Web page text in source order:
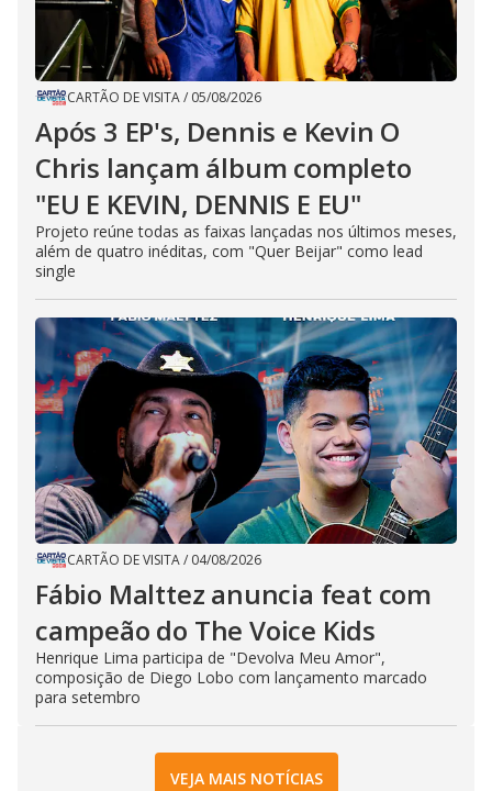
CARTÃO DE VISITA/ 05/08/2026
Após 3 EP's, Dennis e Kevin O
Chris lançam álbum completo
"EU E KEVIN, DENNIS E EU"
Projeto reúne todas as faixas lançadas nos últimos meses,
além de quatro inéditas, com "Quer Beijar" como lead
single
CARTÃO DE VISITA/ 04/08/2026
Fábio Malttez anuncia feat com
campeão do The Voice Kids
Henrique Lima participa de "Devolva Meu Amor",
composição de Diego Lobo com lançamento marcado
para setembro
VEJA MAIS NOTÍCIAS